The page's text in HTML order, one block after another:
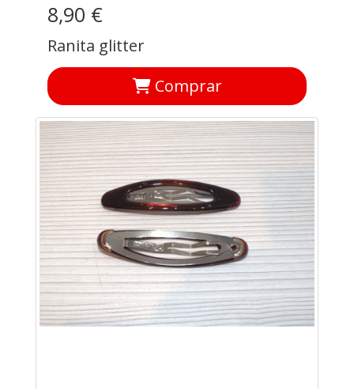
8,90 €
Ranita glitter
Comprar